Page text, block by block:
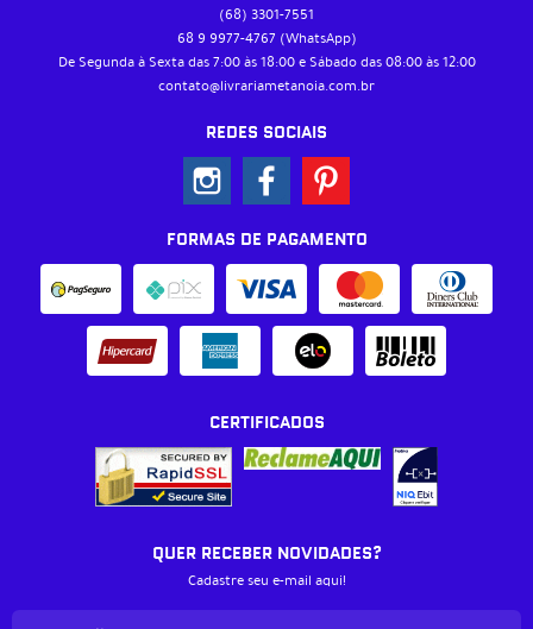
(68) 3301-7551
68 9 9977-4767 (WhatsApp)
De Segunda à Sexta das 7:00 às 18:00 e Sábado das 08:00 às 12:00
contato@livrariametanoia.com.br
REDES SOCIAIS
FORMAS DE PAGAMENTO
CERTIFICADOS
QUER RECEBER NOVIDADES?
Cadastre seu e-mail aqui!